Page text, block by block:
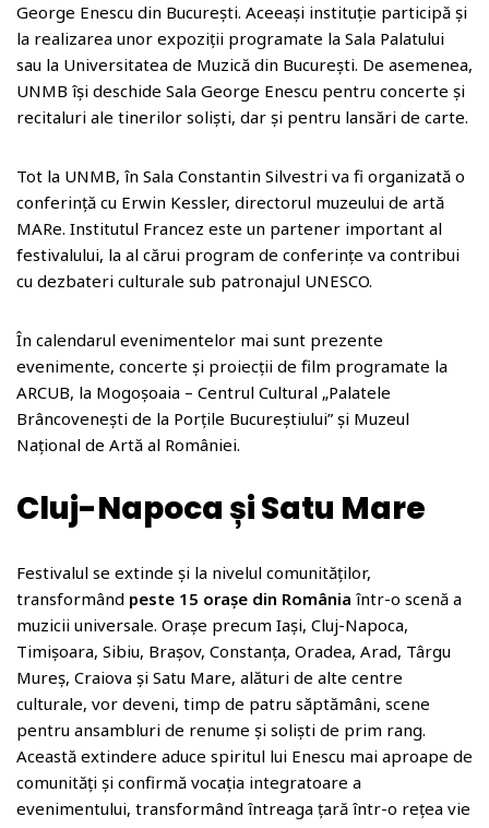
George Enescu din București. Aceeași instituție participă și
la realizarea unor expoziții programate la Sala Palatului
sau la Universitatea de Muzică din București. De asemenea,
UNMB își deschide Sala George Enescu pentru concerte și
recitaluri ale tinerilor soliști, dar și pentru lansări de carte.
Tot la UNMB, în Sala Constantin Silvestri va fi organizată o
conferință cu Erwin Kessler, directorul muzeului de artă
MARe. Institutul Francez este un partener important al
festivalului, la al cărui program de conferințe va contribui
cu dezbateri culturale sub patronajul UNESCO.
În calendarul evenimentelor mai sunt prezente
evenimente, concerte și proiecții de film programate la
ARCUB, la Mogoșoaia – Centrul Cultural „Palatele
Brâncovenești de la Porțile Bucureștiului” și Muzeul
Național de Artă al României.
Cluj-Napoca și Satu Mare
Festivalul se extinde și la nivelul comunităților,
transformând peste 15 orașe din România într-o scenă a
muzicii universale. Orașe precum Iași, Cluj-Napoca,
Timișoara, Sibiu, Brașov, Constanța, Oradea, Arad, Târgu
Mureș, Craiova și Satu Mare, alături de alte centre
culturale, vor deveni, timp de patru săptămâni, scene
pentru ansambluri de renume și soliști de prim rang.
Această extindere aduce spiritul lui Enescu mai aproape de
comunități și confirmă vocația integratoare a
evenimentului, transformând întreaga țară într-o rețea vie